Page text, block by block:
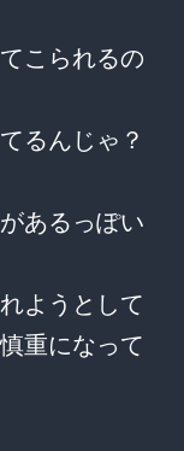
こられるの
るんじゃ？
あるっぽい
ようとして
重になって